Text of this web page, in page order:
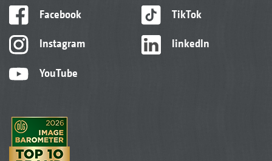
Facebook
Instagram
YouTube
TikTok
linkedIn